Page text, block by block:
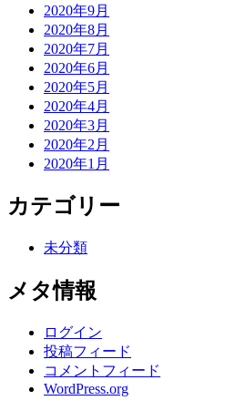
2020年9月
2020年8月
2020年7月
2020年6月
2020年5月
2020年4月
2020年3月
2020年2月
2020年1月
カテゴリー
未分類
メタ情報
ログイン
投稿フィード
コメントフィード
WordPress.org